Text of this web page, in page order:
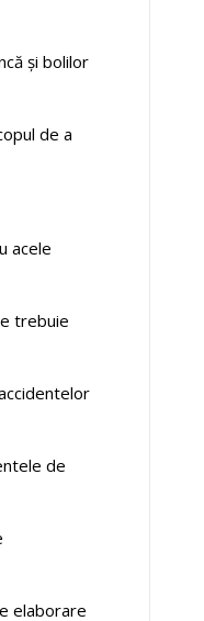
și bolilor
de a
acele
trebuie
de
elaborare